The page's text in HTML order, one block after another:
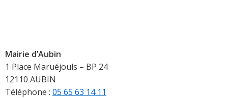
Mairie d’Aubin
1 Place Maruéjouls – BP 24
12110 AUBIN
Téléphone : 05 65 63 14 11